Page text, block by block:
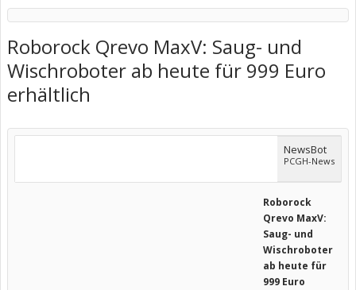
Roborock Qrevo MaxV: Saug- und
Wischroboter ab heute für 999 Euro
erhältlich
NewsBot
PCGH-News
Roborock
Qrevo MaxV:
Saug- und
Wischroboter
ab heute für
999 Euro